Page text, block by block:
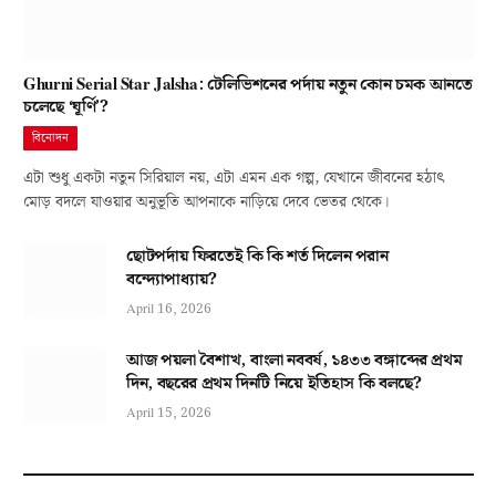
Ghurni Serial Star Jalsha: টেলিভিশনের পর্দায় নতুন কোন চমক আনতে
চলেছে ‘ঘূর্ণি’?
বিনোদন
এটা শুধু একটা নতুন সিরিয়াল নয়, এটা এমন এক গল্প, যেখানে জীবনের হঠাৎ
মোড় বদলে যাওয়ার অনুভূতি আপনাকে নাড়িয়ে দেবে ভেতর থেকে।
ছোটপর্দায় ফিরতেই কি কি শর্ত দিলেন পরান
বন্দ্যোপাধ্যায়?
April 16, 2026
আজ পয়লা বৈশাখ, বাংলা নববর্ষ, ১৪৩৩ বঙ্গাব্দের প্রথম
দিন, বছরের প্রথম দিনটি নিয়ে ইতিহাস কি বলছে?
April 15, 2026